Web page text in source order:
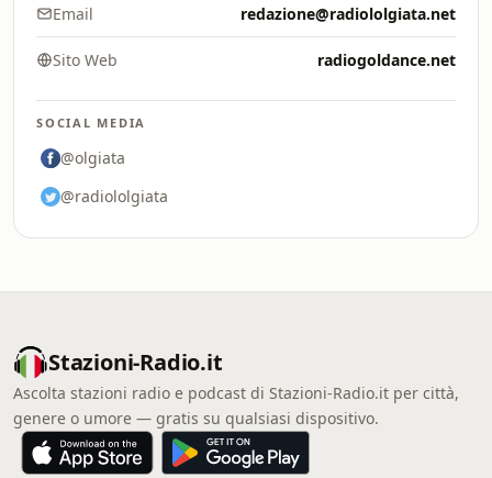
Email redazione@radiololgiata.net
Sito Web radiogoldance.net
SOCIAL MEDIA
@olgiata
@radiololgiata
Stazioni-Radio.it
Ascolta stazioni radio e podcast di Stazioni-Radio.it per città,
genere o umore — gratis su qualsiasi dispositivo.